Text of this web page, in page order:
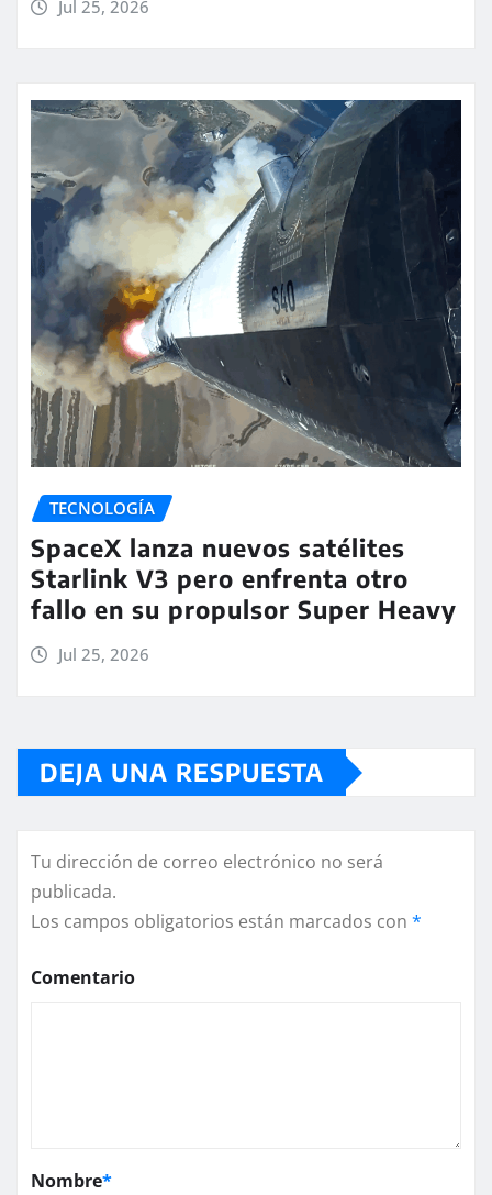
Jul 25, 2026
TECNOLOGÍA
SpaceX lanza nuevos satélites
Starlink V3 pero enfrenta otro
fallo en su propulsor Super Heavy
Jul 25, 2026
DEJA UNA RESPUESTA
Tu dirección de correo electrónico no será
publicada.
Los campos obligatorios están marcados con *
Comentario
Nombre*